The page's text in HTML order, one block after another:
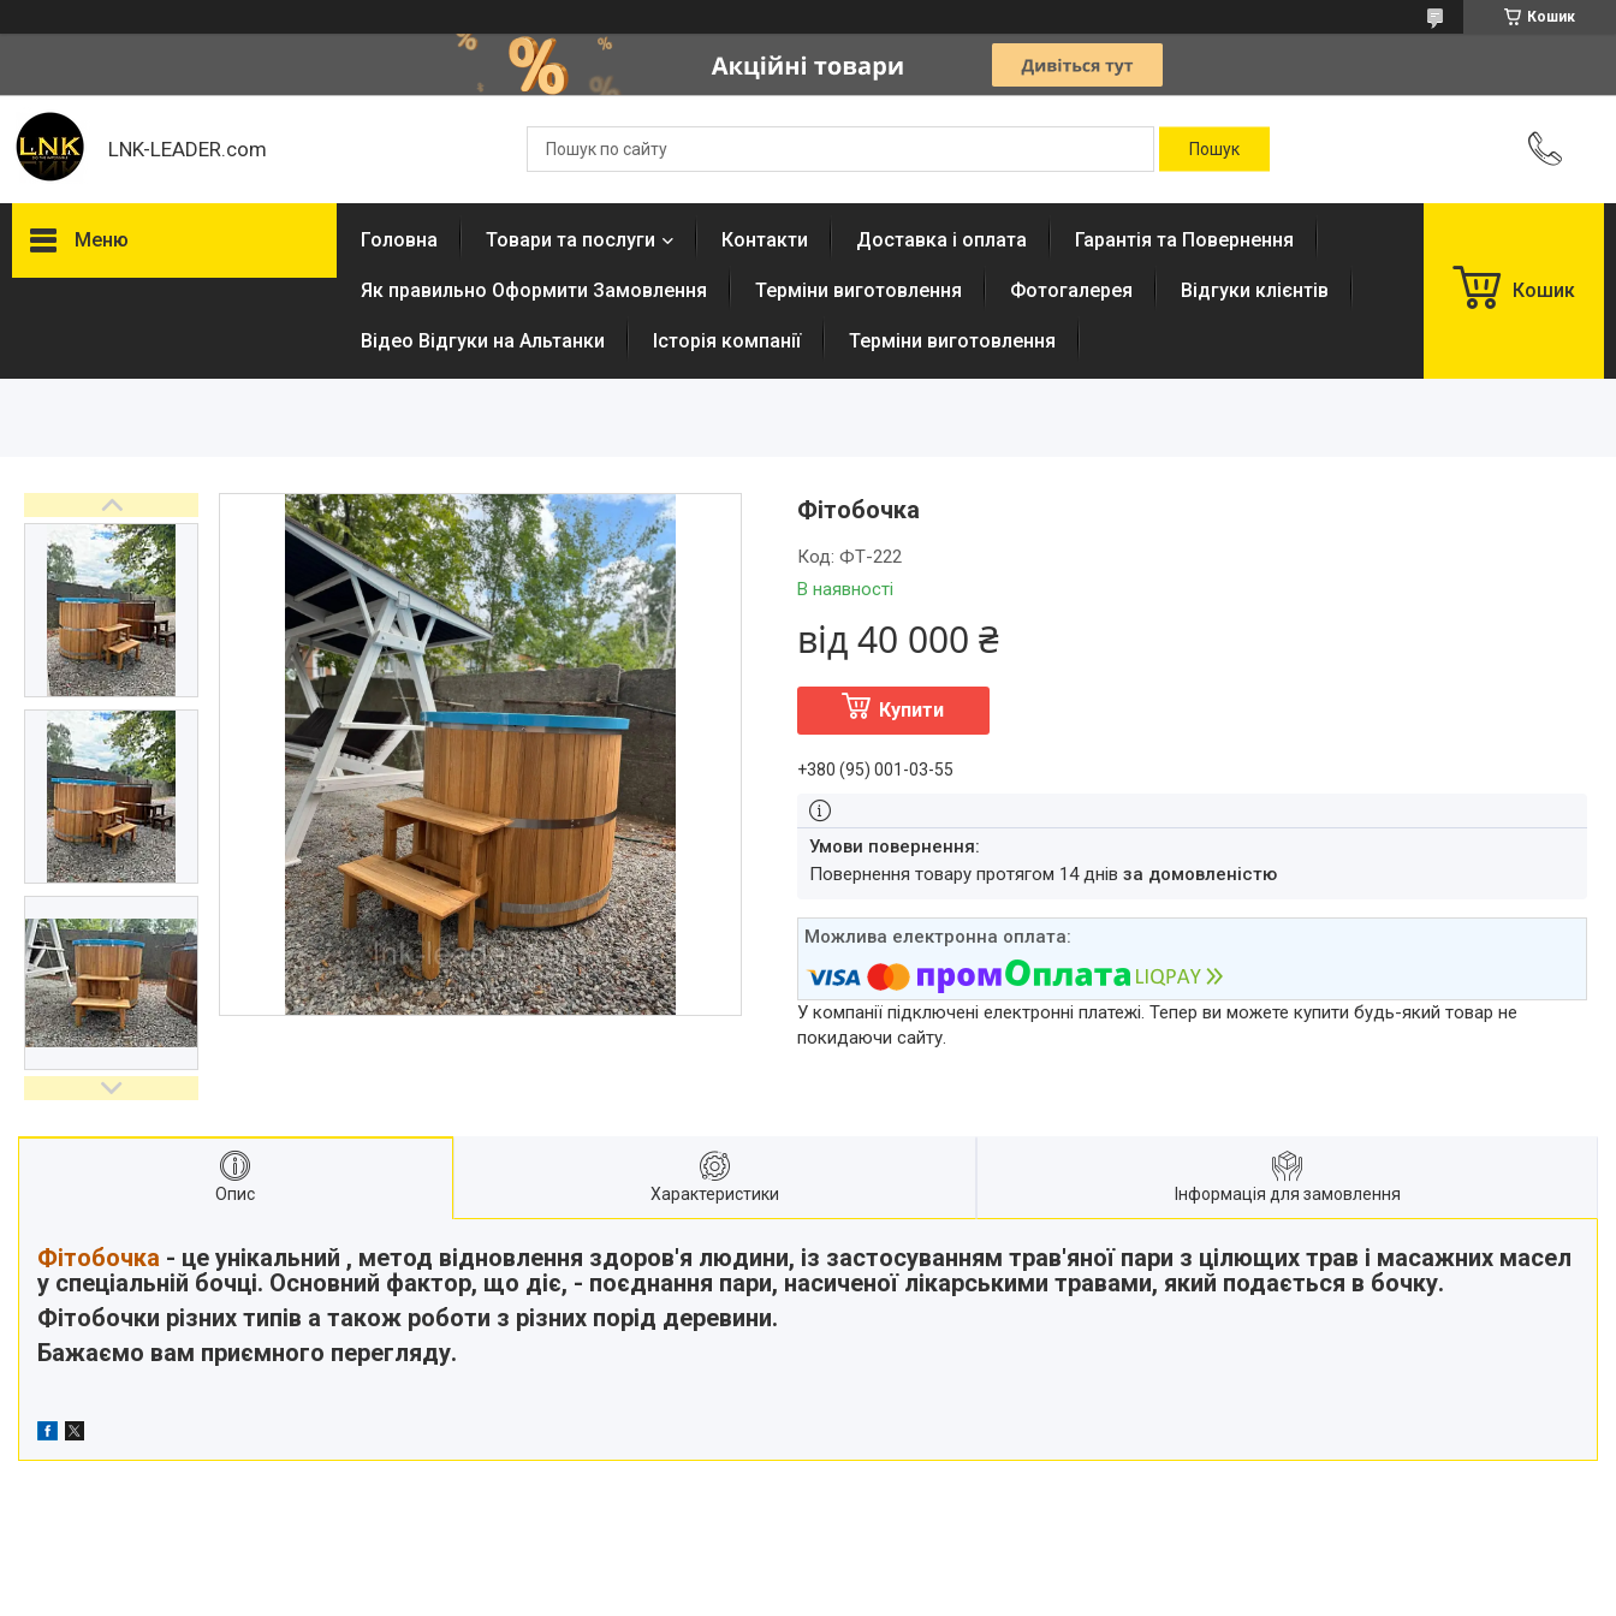
Кошик
LNK-LEADER.com
Меню
Фотогалерея
Головна Товари та послуги Контакти Доставка і оплата Гарантія та Повернення
Як правильно Оформити Замовлення Терміни виготовлення Фотогалерея Відгуки клієнтів
Відео Відгуки на Альтанки Історія компанії Терміни виготовлення
Кошик
Фітобочка
В наявності
Код: ФТ-222
від40 000 ₴
Купити
+380 (95) 001-03-55
повернення товару протягом 14 днів за домовленістю
У компанії підключені електронні платежі. Тепер ви можете купити будь-який товар не
покидаючи сайту.
Опис Характеристики Інформація для замовлення
Фітобочка - це унікальний , метод відновлення здоров'я людини, із застосуванням трав'яної пари з цілющих трав і масажних масел
у спеціальній бочці. Основний фактор, що діє, - поєднання пари, насиченої лікарськими травами, який подається в бочку.
Фітобочки різних типів а також роботи з різних порід деревини.
Бажаємо вам приємного перегляду.